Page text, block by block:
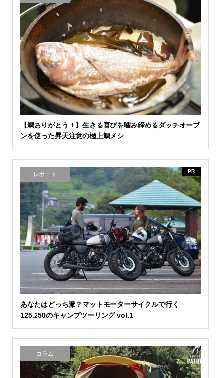
【鯛ありがとう！】生きる喜びを噛み締めるダッチオーブ
ンを使った昇天注意の極上鯛メシ
レポート PR
あなたはどっち派？マットモーターサイクルで行く
125.250のキャンプツーリング vol.1
コラム